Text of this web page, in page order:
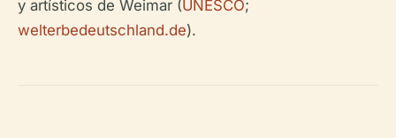
y artísticos de Weimar (UNESCO;
welterbedeutschland.de).